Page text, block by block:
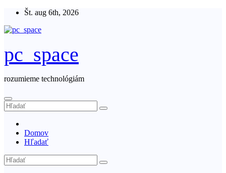
Skip
content
Št. aug 6th, 2026
pc_space
rozumieme technológiám
Domov
Hľadať